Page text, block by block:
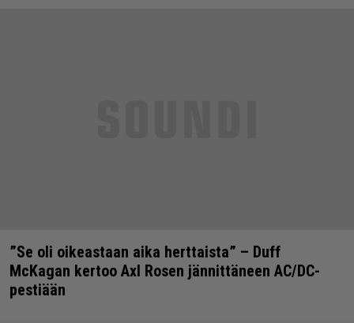
”Se oli oikeastaan aika herttaista” – Duff
McKagan kertoo Axl Rosen jännittäneen AC/DC-
pestiään